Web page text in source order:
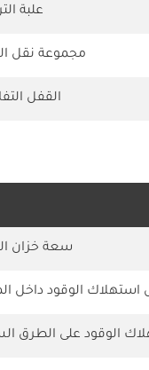
علبة
مجموعة نقل
القفل
سعة خزان
الوقود داخل
الوقود على الطرق